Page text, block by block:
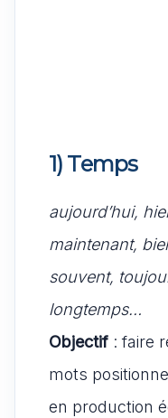
1) Temps
aujourd’hui,
maintenant,
souvent,
longtemps…
Objectif : faire
mots
en production